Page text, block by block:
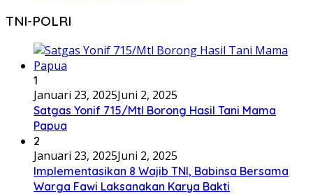
TNI-POLRI
1
Januari 23, 2025Juni 2, 2025
Satgas Yonif 715/Mtl Borong Hasil Tani Mama
Papua
2
Januari 23, 2025Juni 2, 2025
Implementasikan 8 Wajib TNI, Babinsa Bersama
Warga Fawi Laksanakan Karya Bakti